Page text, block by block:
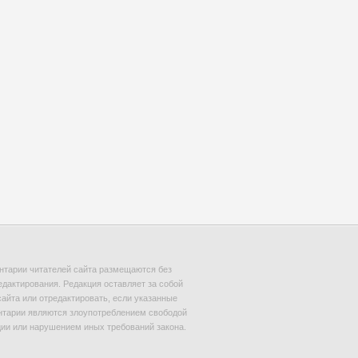
читателей сайта размещаются без
Редакция оставляет за собой
или отредактировать, если указанные
являются злоупотреблением свободой
или нарушением иных требований закона.